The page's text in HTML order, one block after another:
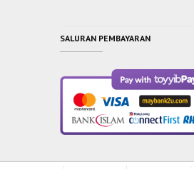
SALURAN PEMBAYARAN